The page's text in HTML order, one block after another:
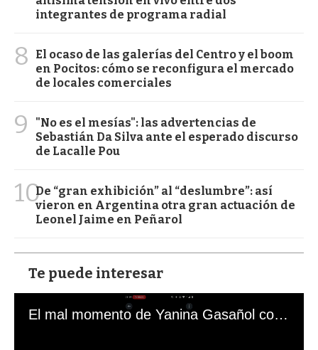
integrantes de programa radial
8
El ocaso de las galerías del Centro y el boom
en Pocitos: cómo se reconfigura el mercado
de locales comerciales
9
"No es el mesías": las advertencias de
Sebastián Da Silva ante el esperado discurso
de Lacalle Pou
10De “gran exhibición” al “deslumbre”: así
vieron en Argentina otra gran actuación de
Leonel Jaime en Peñarol
Te puede interesar
El mal momento de Yanina Gasañol con un hincha argentino en "Subrayado"